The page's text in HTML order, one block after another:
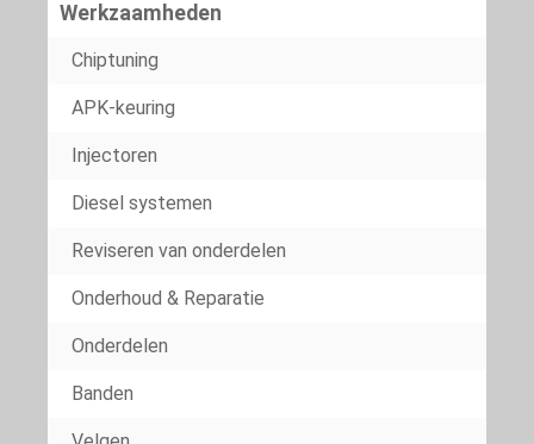
Werkzaamheden
Chiptuning
APK-keuring
Injectoren
Diesel systemen
Reviseren van onderdelen
Onderhoud & Reparatie
Onderdelen
Banden